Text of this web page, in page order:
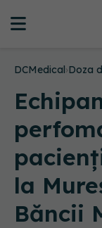
DCMedical›Doza
la
Băncii